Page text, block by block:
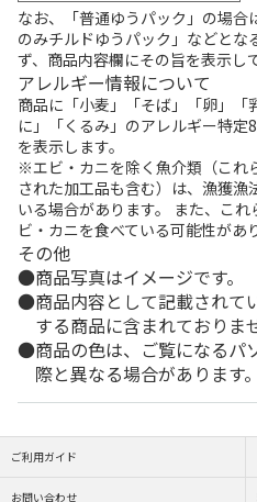
なお、「普通ゆうパック」の場
のみチルドゆうパック」などとな
ず、商品内容欄にその旨を表示し
アレルギー情報について
商品に「小麦」「そば」「卵」「
に」「くるみ」のアレルギー特
を表示します。
※エビ・カニを除く魚介類（これ
された加工品も含む）は、漁獲漁
いる場合があります。 また、こ
ビ・カニを食べている可能性があ
その他
商品写真はイメージです。
商品内容として記載されて
する商品に含まれておりま
商品の色は、ご覧になるパ
際と異なる場合があります。
ご利用ガイド
お問い合わせ